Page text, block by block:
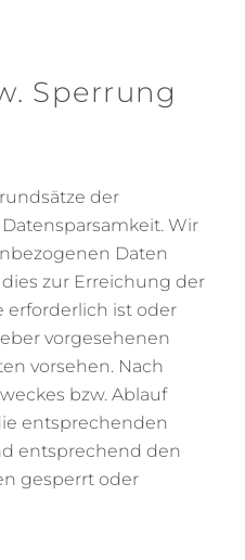
Sperrung
der
Wir
Daten
zur Erreichung der
erforderlich ist oder
vorgesehenen
vorsehen. Nach
bzw. Ablauf
entsprechenden
entsprechend den
gesperrt oder